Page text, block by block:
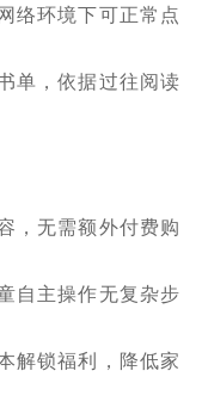
络环境下可正常点
单，依据过往阅读
，无需额外付费购
自主操作无复杂步
解锁福利，降低家